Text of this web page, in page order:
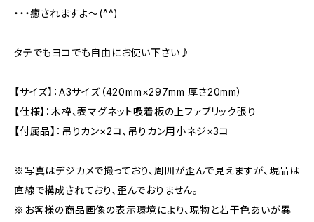
・・・癒されますよ～(^^)
タテでもヨコでも自由にお使い下さい♪
【サイズ】：A3サイズ（420mm×297mm 厚さ20mm）
【仕様】：木枠、表マグネット吸着板の上ファブリック張り
【付属品】：吊りカン×2コ、吊りカン用小ネジ×3コ
※写真はデジカメで撮っており、周囲が歪んで見えますが、現品は
直線で構成されており、歪んでおりません。
※お客様の商品画像の表示環境により、現物と若干色あいが異